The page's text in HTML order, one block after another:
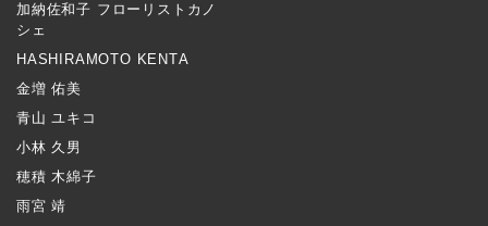
加納佐和子 フローリストカノ
シェ
HASHIRAMOTO KENTA
金増 佑美
青山 ユキコ
小林 久男
穂積 木綿子
雨宮 靖